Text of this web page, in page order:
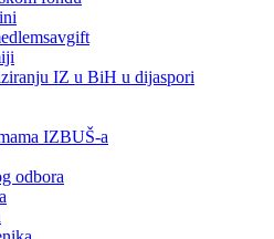
IZ u BiH u dijaspori
IZBUŠ-a
odbora